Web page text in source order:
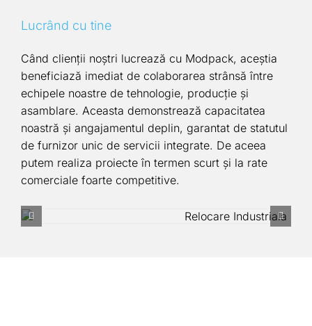
Lucrând cu tine
Când clienții noștri lucrează cu Modpack, aceștia
beneficiază imediat de colaborarea strânsă între
echipele noastre de tehnologie, producție și
asamblare. Aceasta demonstrează capacitatea
noastră și angajamentul deplin, garantat de statutul
de furnizor unic de servicii integrate. De aceea
putem realiza proiecte în termen scurt și la rate
comerciale foarte competitive.